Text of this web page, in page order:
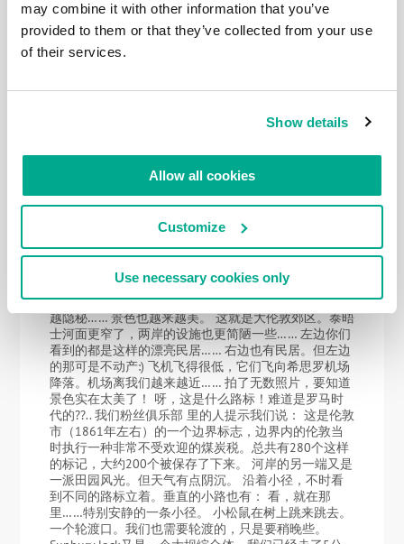
may combine it with other information that you’ve
provided to them or that they’ve collected from your use
of their services.
Show details
Allow all cookies
Customize
Use necessary cookies only
泰晤士河游记之六-汉普顿法院->斯坦斯桥1
让我们来看看泰晤士河游记的第6部分（这里是前五部
分的概述）。汉普顿宫及目光所到之处，一切都是我们
和-》 真是游泰晤士河的极佳天气！有反射在禁行路标
（我们在河的左岸，因为我们要朝着源头方向） 这个
照片是为了让这个故事和上一个故事有个衔接： 好，
我们出发吧！岸边停靠着一些船舶，里面有人居住。
闸和一个水坝印入眼帘：莫莱西水坝。 如诗如画的田
园风光…… 色彩丰富的两岸风光-> 前方的路是这样的：
哇！还长着棕榈树…… 这样的天气真是令人陶醉…… 离
出发地大约一公里的地方是赫斯特公园。从这里开始沿
路上是一些公园和无人居住的建筑设施，5公里后才会
出现下一个居民点。因此出租车和Uber车不会来这里。
在这里给准备来徒步的人提个醒。 好美! 小路变得越来
越隐秘…… 景色也越来越美。 这就是大伦敦郊区。泰晤
士河面更窄了，两岸的设施也更简陋一些…… 左边你们
看到的都是这样的漂亮民居…… 右边也有民居。但左边
的那可是不动产:) 飞机飞得很低，它们飞向希思罗机场
降落。机场离我们越来越近…… 拍了无数照片，要知道
景色实在太美了！ 呀，这是什么路标！难道是罗马时
代的??.. 我们粉丝俱乐部 里的人提示我们说： 这是伦敦
市（1861年左右）的一个边界标志，边界内的伦敦当
时执行一种非常不受欢迎的煤炭税。总共有280个这样
的标记，大约200个被保存了下来。 河岸的另一端又是
一派田园风光。但天气有点阴沉。 沿着小径，不时看
到不同的路标立着。垂直的小路也有： 看，就在那
里……特别安静的一条小径。 小松鼠在树上跳来跳去。
一个轮渡口。我们也需要轮渡的，只是要稍晚些。